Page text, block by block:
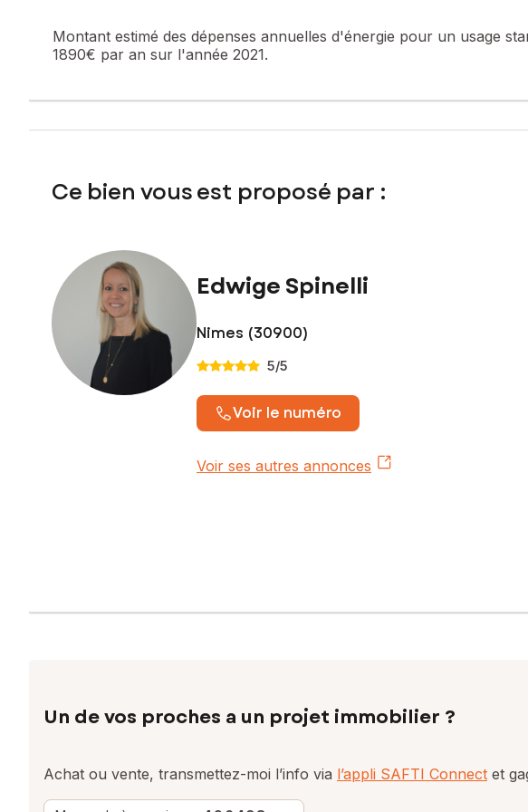
Prix de vente : 179 000 €
Honoraires charge vendeur
Contactez votre conseiller SAFTI : Edwige SPINELLI, Tél. : 0656689910, E-
Montant estimé des dépenses annuelles d'énergie pour un usage
1890€ par an sur l'année 2021.
Ce bien vous est proposé par :
Edwige Spinelli
Nimes (30900)
5/5
Voir le numéro
Voir ses autres annonces
Un de vos proches a un projet immobilier ?
Achat ou vente, transmettez-moi l’info via l’appli SAFTI Connect et